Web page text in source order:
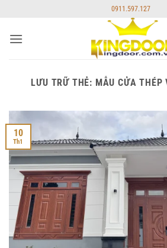
nội
0911.597.127
LƯU TRỮ THẺ: MẪU CỬA THÉP
10
Th1